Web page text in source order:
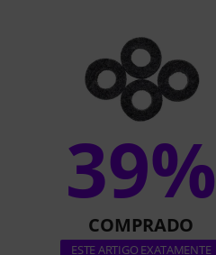
39%
COMPRADO
ESTE ARTIGO EXATAMENTE